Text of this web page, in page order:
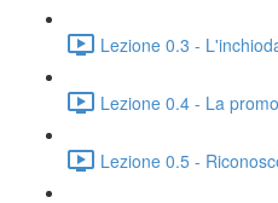
Lezione 0.3 -
Lezione 0.4 - La
Lezione 0.5 -